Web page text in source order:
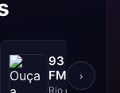
93 FM -
FM
Rio de Janeiro,
›